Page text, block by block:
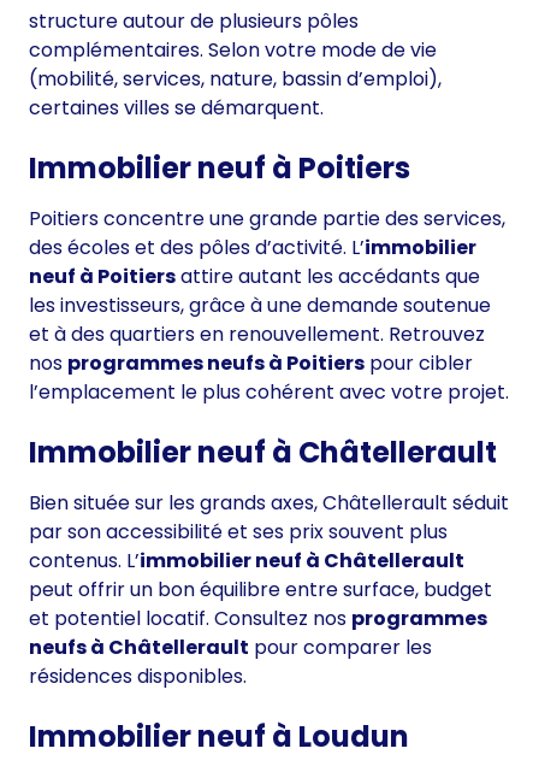
structure autour de plusieurs pôles
complémentaires. Selon votre mode de vie
(mobilité, services, nature, bassin d’emploi),
certaines villes se démarquent.
Immobilier neuf à Poitiers
Poitiers concentre une grande partie des services,
des écoles et des pôles d’activité. L’immobilier
neuf à Poitiersattire autant les accédants que
les investisseurs, grâce à une demande soutenue
et à des quartiers en renouvellement. Retrouvez
nos programmes neufs à Poitiers pour cibler
l’emplacement le plus cohérent avec votre projet.
Immobilier neuf à Châtellerault
Bien située sur les grands axes, Châtellerault séduit
par son accessibilité et ses prix souvent plus
contenus. L’immobilier neuf à Châtellerault
peut offrir un bon équilibre entre surface, budget
et potentiel locatif. Consultez nos programmes
neufs à Châtellerault pour comparer les
résidences disponibles.
Immobilier neuf à Loudun